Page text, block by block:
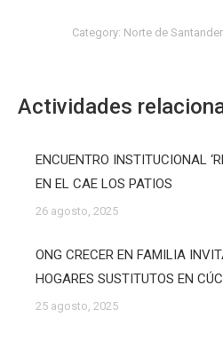
Category: Norte de Santander
Actividades
ENCUENTRO INSTITUCIONAL
EN EL CAE LOS PATIOS
26 agosto, 2025
ONG CRECER EN FAMILIA
HOGARES SUSTITUTOS EN
25 agosto, 2025